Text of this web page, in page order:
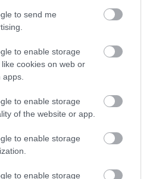
to send me
to enable storage
cookies on web or
to enable storage
of the website or app.
to enable storage
to enable storage
persze eddig
habozunk azt
hogy meglesz a
de érzem,
itt áttörés lesz.
a házaspár sikeres
okunk az optimizmusra.